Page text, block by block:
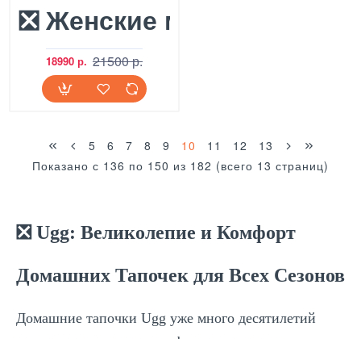
❎ Ugg: Великолепие и Комфорт
Домашних Тапочек для Всех Сезонов
Домашние тапочки Ugg уже много десятилетий
❎ Женские мокасины
18990 р. 21500 р.
5 6 7 8 9 10 11 12
13
Показано с 136 по 150 из 182 (всего 13 страниц)